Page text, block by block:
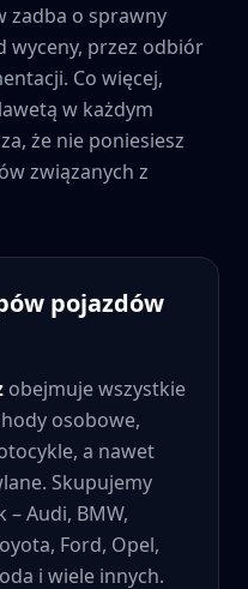
zadba o sprawny
wyceny, przez odbiór
Co więcej,
w każdym
że nie poniesiesz
związanych z
pojazdów
obejmuje wszystkie
osobowe,
a nawet
Skupujemy
Audi, BMW,
Ford, Opel,
i wiele innych.